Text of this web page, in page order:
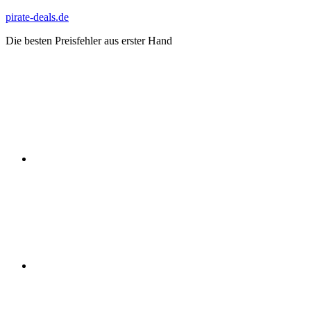
Zum
springen
pirate-deals.de
Die besten Preisfehler aus erster Hand